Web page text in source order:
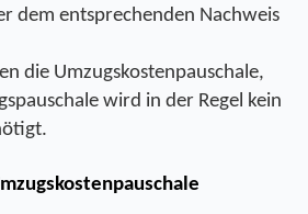
dem entsprechenden Nachweis
die Umzugskostenpauschale,
wird in der Regel kein